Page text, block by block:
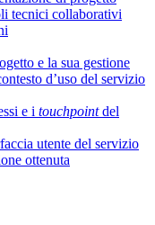
tecnici collaborativi
e la sua gestione
d’uso del servizio
e i touchpointdel
utente del servizio
ottenuta